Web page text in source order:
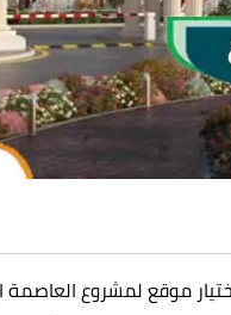
موقع لمشروع العاصمة